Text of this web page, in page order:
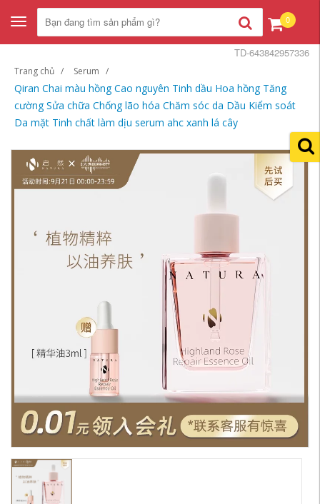
Toggle
navigation
0
Trang chủ Serum
Qiran Chai màu hồng Cao nguyên Tinh dầu Hoa hồng Tăng
cường Sửa chữa Chống lão hóa Chăm sóc da Dầu Kiểm soát
Da mặt Tinh chất làm dịu serum ahc xanh lá cây
TD-643842957336